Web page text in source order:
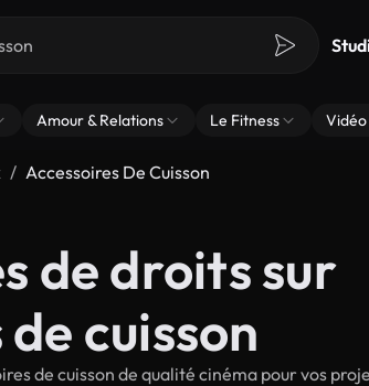
Amour & Relations Le Fitness
Accessoires De Cuisson
de droits sur
cuisson
de cuisson de qualité cinéma pour vos